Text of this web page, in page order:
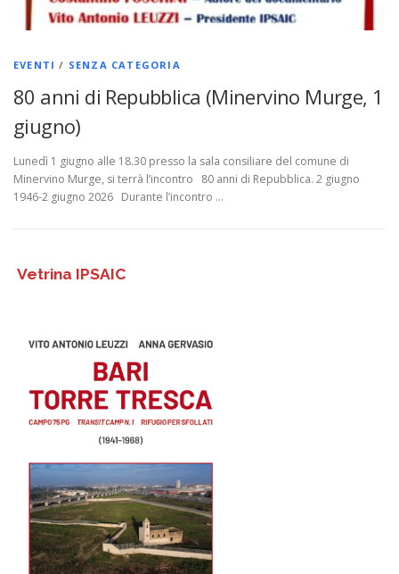
EVENTI / SENZA CATEGORIA
80 anni di Repubblica (Minervino Murge, 1
giugno)
Lunedì 1 giugno alle 18.30 presso la sala consiliare del comune di
Minervino Murge, si terrà l’incontro 80 anni di Repubblica. 2 giugno
1946-2 giugno 2026 Durante l’incontro …
Vetrina IPSAIC